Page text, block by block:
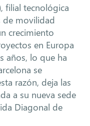
filial tecnológica
de movilidad
crecimiento
en Europa
años, lo que ha
se
razón, deja las
a su nueva sede
Diagonal de